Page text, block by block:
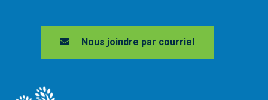
Nous joindre par courriel